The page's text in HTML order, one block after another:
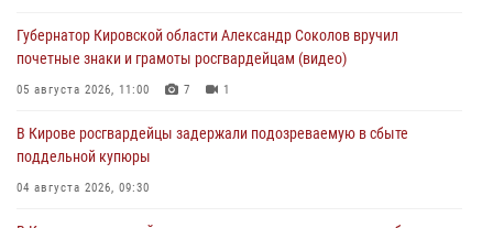
Губернатор Кировской области Александр Соколов вручил
почетные знаки и грамоты росгвардейцам (видео)
05 августа 2026, 11:00 7 1
В Кирове росгвардейцы задержали подозреваемую в сбыте
поддельной купюры
04 августа 2026, 09:30